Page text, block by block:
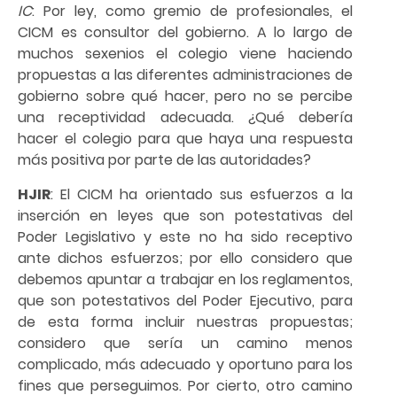
IC: Por ley, como gremio de profesionales, el
CICM es consultor del gobierno. A lo largo de
muchos sexenios el colegio viene haciendo
propuestas a las diferentes administraciones de
gobierno sobre qué hacer, pero no se percibe
una receptividad adecuada. ¿Qué debería
hacer el colegio para que haya una respuesta
más positiva por parte de las autoridades?
HJIR: El CICM ha orientado sus esfuerzos a la
inserción en leyes que son potestativas del
Poder Legislativo y este no ha sido receptivo
ante dichos esfuerzos; por ello considero que
debemos apuntar a trabajar en los reglamentos,
que son potestativos del Poder Ejecutivo, para
de esta forma incluir nuestras propuestas;
considero que sería un camino menos
complicado, más adecuado y oportuno para los
fines que perseguimos. Por cierto, otro camino